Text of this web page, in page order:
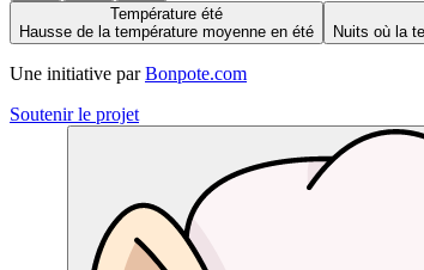
Température été
Hausse de la température moyenne en été
Nuits où la
Une initiative par Bonpote.com
Soutenir le projet